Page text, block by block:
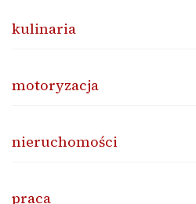
kulinaria
motoryzacja
nieruchomości
praca